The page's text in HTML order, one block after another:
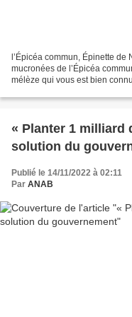
l’Épicéa commun, Épinette
mucronées de l’Épicéa
mélèze qui vous est bien
« Planter 1 milliard
solution du
Publié le 14/11/2022 à 02:11
Par ANAB